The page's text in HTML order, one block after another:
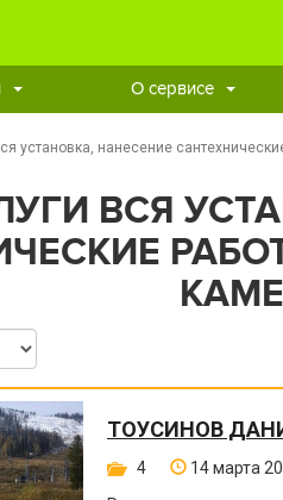
О сервисе
установка, нанесение
ВСЯ
ТОУСИНОВ
4 14 марта